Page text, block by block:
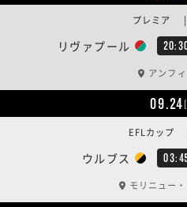
リヴァプール
プレミア
アンフ
09.24
ウルブス
EFLカッ
モリニュー